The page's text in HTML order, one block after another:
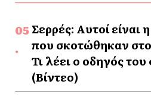
Σερρές: Αυτοί είναι
που σκοτώθηκαν
Τι λέει ο οδηγός
(Βίντεο)